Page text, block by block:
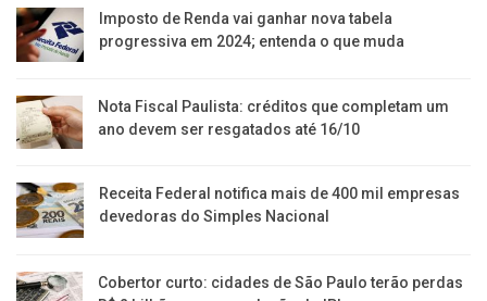
Imposto de Renda vai ganhar nova tabela
progressiva em 2024; entenda o que muda
Nota Fiscal Paulista: créditos que completam um
ano devem ser resgatados até 16/10
Receita Federal notifica mais de 400 mil empresas
devedoras do Simples Nacional
Cobertor curto: cidades de São Paulo terão perdas